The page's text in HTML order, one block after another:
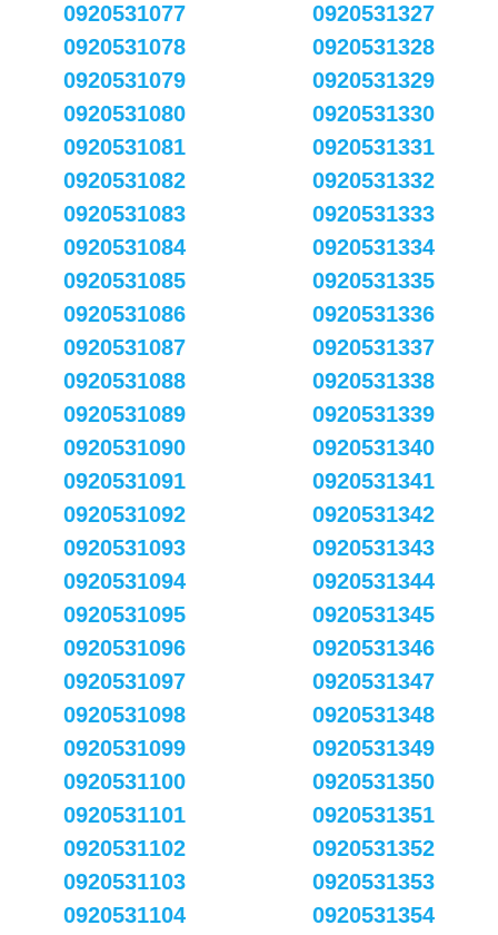
0920531077
0920531078
0920531079
0920531080
0920531081
0920531082
0920531083
0920531084
0920531085
0920531086
0920531087
0920531088
0920531089
0920531090
0920531091
0920531092
0920531093
0920531094
0920531095
0920531096
0920531097
0920531098
0920531099
0920531100
0920531101
0920531102
0920531103
0920531104
0920531327
0920531328
0920531329
0920531330
0920531331
0920531332
0920531333
0920531334
0920531335
0920531336
0920531337
0920531338
0920531339
0920531340
0920531341
0920531342
0920531343
0920531344
0920531345
0920531346
0920531347
0920531348
0920531349
0920531350
0920531351
0920531352
0920531353
0920531354